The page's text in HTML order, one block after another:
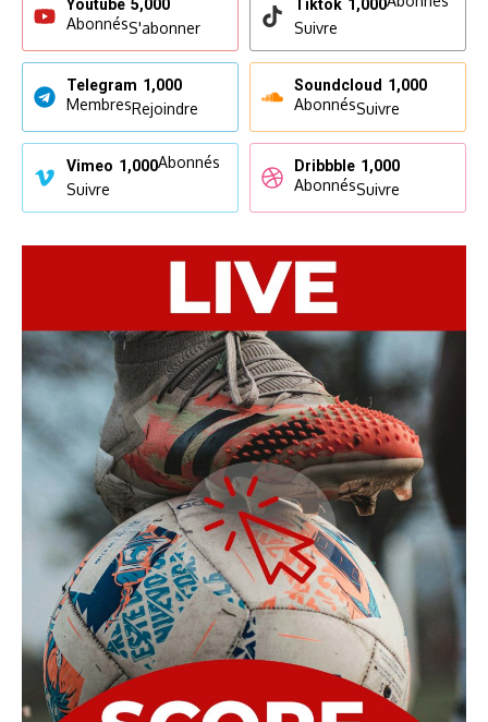
Youtube 5,000
AbonnésS'abonner
Tiktok 1,000
Suivre
Telegram 1,000
MembresRejoindre
Soundcloud 1,000
AbonnésSuivre
Vimeo 1,000Abonnés
Suivre
Dribbble 1,000
AbonnésSuivre